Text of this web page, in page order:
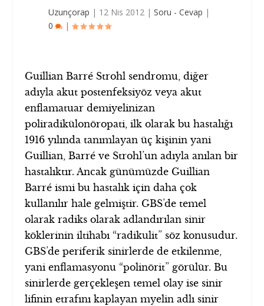
Uzunçorap | 12 Nis 2012 |Soru - Cevap |
0
|
Guillian Barré Strohl sendromu, diğer
adıyla akut postenfeksiyöz veya akut
enflamatuar demiyelinizan
poliradikülonöropati, ilk olarak bu hastalığı
1916 yılında tanımlayan üç kişinin yani
Guillian, Barré ve Strohl’un adıyla anılan bir
hastalıktır. Ancak günümüzde Guillian
Barré ismi bu hastalık için daha çok
kullanılır hale gelmiştir. GBS’de temel
olarak radiks olarak adlandırılan sinir
köklerinin iltihabı “radikulit” söz konusudur.
GBS’de periferik sinirlerde de etkilenme,
yani enflamasyonu “polinörit” görülür. Bu
sinirlerde gerçekleşen temel olay ise sinir
lifinin etrafını kaplayan myelin adlı sinir